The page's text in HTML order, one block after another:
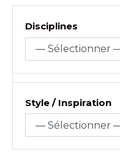
Disciplines
Style / Inspiration